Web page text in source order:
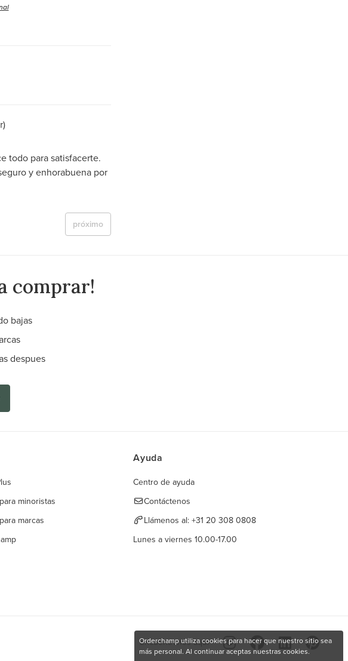
todo para satisfacerte.
y enhorabuena por
próximo
comprar!
bajas
despues
minoristas
marcas
Ayuda
Centro de ayuda
Contáctenos
Llámenos al: +31 20 308 0808
Lunes a viernes 10.00-17.00
Encuéntranos aquí
Orderchamp utiliza cookies para hacer que nuestro sitio sea
más personal. Al continuar aceptas nuestras cookies.